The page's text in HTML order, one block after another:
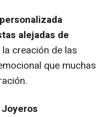
alejadas de
creación de las
que muchas